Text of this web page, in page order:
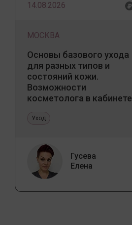
14.08.2026
МОСКВА
Основы базового ухода
для разных типов и
состояний кожи.
Возможности
косметолога в кабинете
Уход
Гусева
Елена